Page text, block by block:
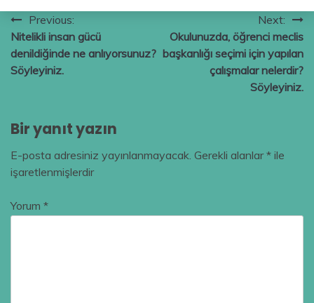
Yazı
gezinmesi
Previous:
Nitelikli insan gücü
denildiğinde ne anlıyorsunuz?
Söyleyiniz.
Next:
Okulunuzda, öğrenci meclis
başkanlığı seçimi için yapılan
çalışmalar nelerdir?
Söyleyiniz.
Bir yanıt yazın
E-posta adresiniz yayınlanmayacak. Gerekli alanlar* ile
işaretlenmişlerdir
Yorum *